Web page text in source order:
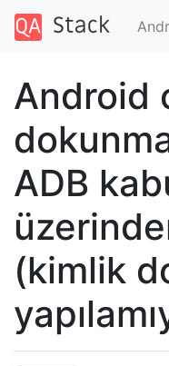
Android
ADB
(kimlik